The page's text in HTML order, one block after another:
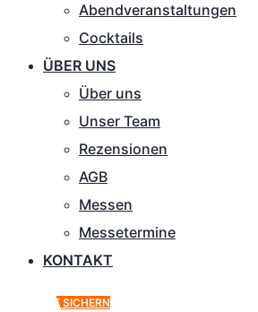
Abendveranstaltungen
Cocktails
ÜBER UNS
Über uns
Unser Team
Rezensionen
AGB
Messen
Messetermine
KONTAKT
ANGEBOT SICHERN